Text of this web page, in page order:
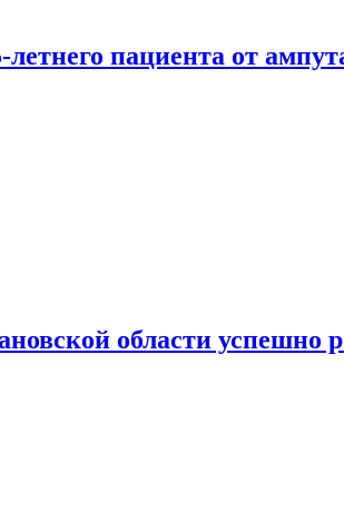
пациента от
области успешно